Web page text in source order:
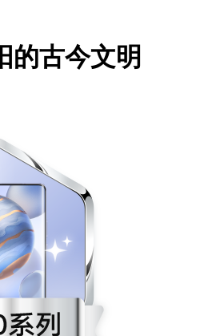
的古今文明